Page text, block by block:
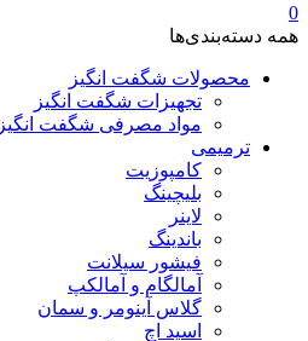
0
همه دسته‌بندی‌ها
محصولات شگفت انگیز
تجهیزات شگفت انگیز
مواد مصرفی شگفت انگیز
ترمیمی
کامپوزیت
بلیچینگ
لاینر
باندینگ
فیشور سیلانت
آمالگام و آمالکپ
گلاس آینومر و سمان
اسید اچ